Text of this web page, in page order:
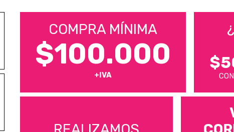
COMPRA MÍNIMA
$100.000
+IVA